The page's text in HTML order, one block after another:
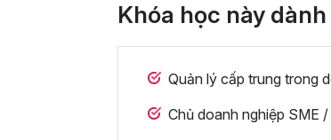
Khóa học này
Quản lý cấp trung trong
Chủ doanh nghiệp SME